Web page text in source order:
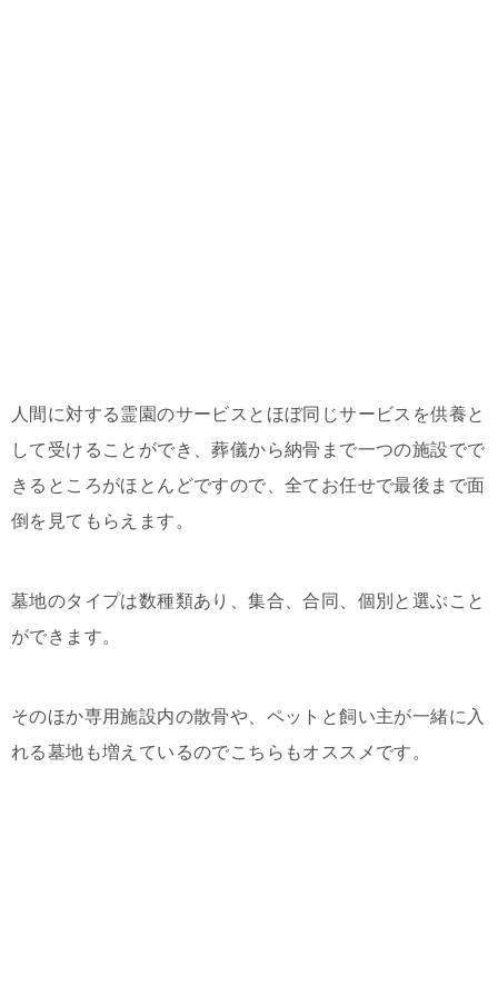
人間に対する霊園のサービスとほぼ同じサービスを供養と
して受けることができ、葬儀から納骨まで一つの施設でで
きるところがほとんどですので、全てお任せで最後まで面
倒を見てもらえます。
墓地のタイプは数種類あり、集合、合同、個別と選ぶこと
ができます。
そのほか専用施設内の散骨や、ペットと飼い主が一緒に入
れる墓地も増えているのでこちらもオススメです。